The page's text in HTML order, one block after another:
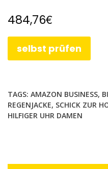
484,76€
selbst prüfen
TAGS: AMAZON BUSINESS,
REGENJACKE, SCHICK ZUR
HILFIGER UHR DAMEN